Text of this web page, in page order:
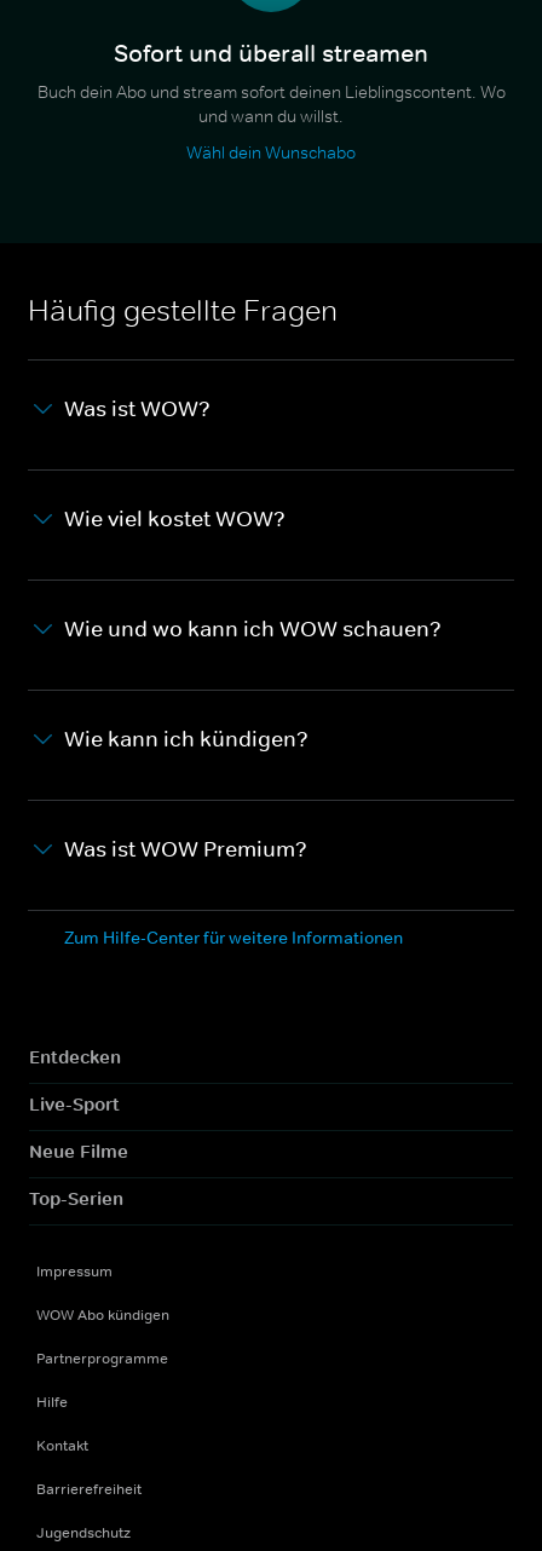
Sofort und überall streamen
Buch dein Abo und stream sofort deinen Lieblingscontent. Wo
und wann du willst.
Wähl dein Wunschabo
Häufig gestellte Fragen
Was ist WOW?
Wie viel kostet WOW?
Wie und wo kann ich WOW schauen?
Wie kann ich kündigen?
Was ist WOW Premium?
Zum Hilfe-Center für weitere Informationen
Entdecken
Live-Sport
Neue Filme
Top-Serien
Impressum
WOW Abo kündigen
Partnerprogramme
Hilfe
Kontakt
Barrierefreiheit
Jugendschutz